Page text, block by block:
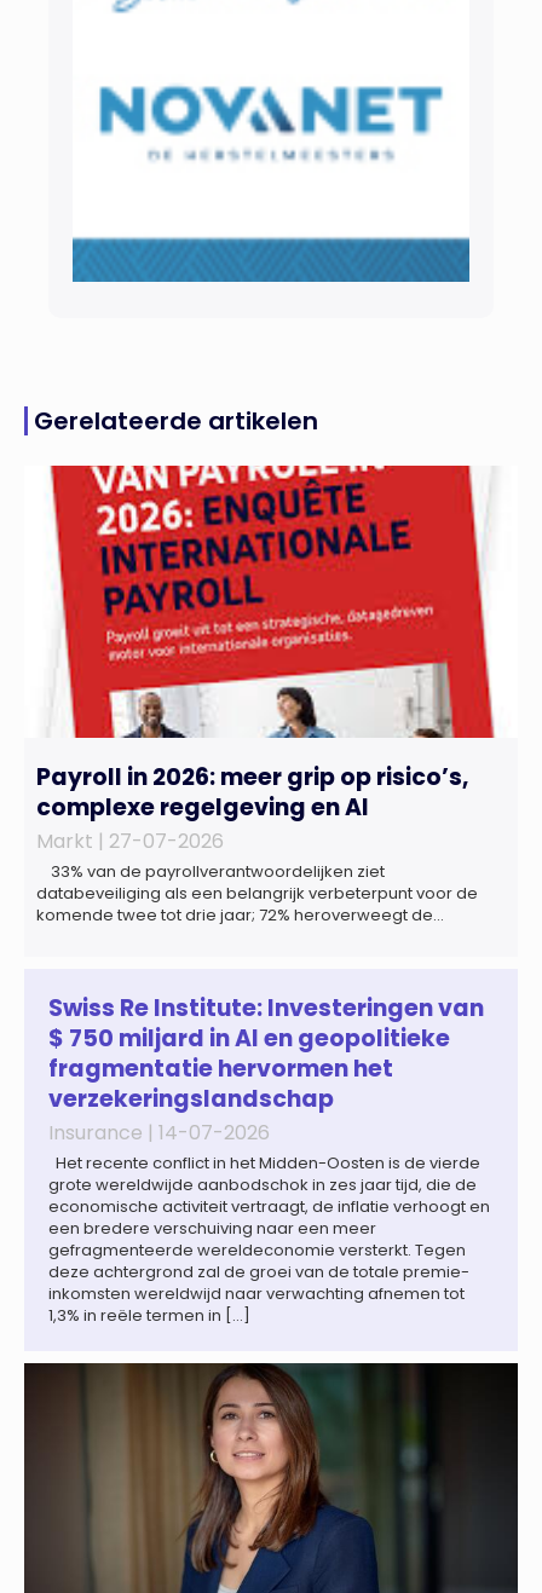
Gerelateerde artikelen
Payroll in 2026: meer grip op risico’s,
complexe regelgeving en AI
Markt | 27-07-2026
33% van de payrollverantwoordelijken ziet
databeveiliging als een belangrijk verbeterpunt voor de
komende twee tot drie jaar; 72% heroverweegt de
zich steeds vaker tot een zelfstandige bedrijfsfunctie: bij
43% van […]
Swiss Re Institute: Investeringen van
$ 750 miljard in AI en geopolitieke
fragmentatie hervormen het
verzekeringslandschap
Insurance | 14-07-2026
Het recente conflict in het Midden-Oosten is de vierde
grote wereldwijde aanbodschok in zes jaar tijd, die de
economische activiteit vertraagt, de inflatie verhoogt en
een bredere verschuiving naar een meer
gefragmenteerde wereldeconomie versterkt. Tegen
deze achtergrond zal de groei van de totale premie-
inkomsten wereldwijd naar verwachting afnemen tot
1,3% in reële termen in […]